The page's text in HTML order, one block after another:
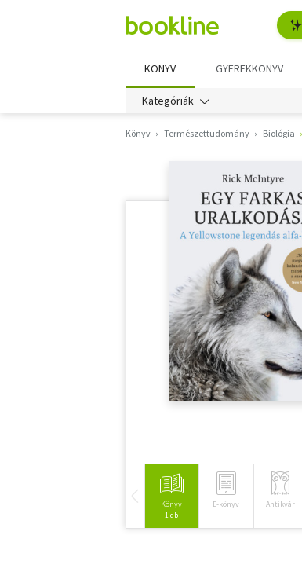
KÖNYV GYEREKKÖNYV
Kategóriák
Könyv Természettudomány Biológia
Könyv
1 db
E-könyv Antikvár